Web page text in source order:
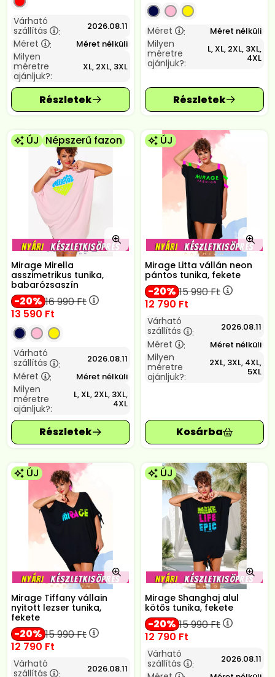
Várható
szállítás
: 2026.08.11
Méret : Méret nélküli
Milyen
méretre
ajánljuk?:
XL, 2XL, 3XL
Méret : Méret nélküli
Milyen
méretre
ajánljuk?:
L, XL, 2XL, 3XL,
4XL
ÚJ Népszerű fazon
Mirage Mirella
asszimetrikus tunika,
babarózsaszín
20 16 990Ft
13 590 Ft
Várható
szállítás
: 2026.08.11
Méret : Méret nélküli
Milyen
méretre
ajánljuk?:
L, XL, 2XL, 3XL,
4XL
ÚJ
Mirage Litta vállán neon
pántos tunika, fekete
20 15 990Ft
12 790 Ft
Várható
szállítás
: 2026.08.11
Méret : Méret nélküli
Milyen
méretre
ajánljuk?:
2XL, 3XL, 4XL,
5XL
ÚJ
Mirage Tiffany vállain
nyitott lezser tunika,
fekete
20 15 990Ft
12 790 Ft
Várható
szállítás
: 2026.08.11
ÚJ
Mirage Shanghaj alul
kötős tunika, fekete
20 15 990Ft
12 790 Ft
Várható
szállítás
: 2026.08.11